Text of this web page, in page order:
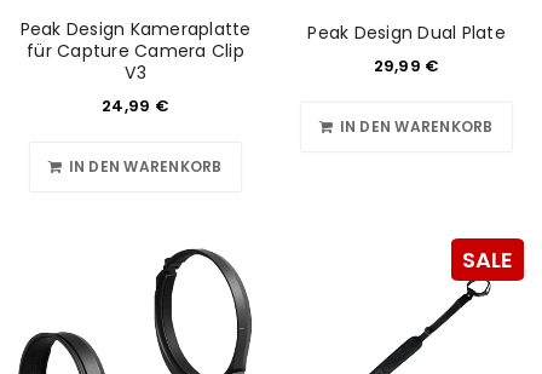
Peak Design Kameraplatte
für Capture Camera Clip
V3
24,99 €
IN DEN WARENKORB
Peak Design Dual Plate
29,99 €
IN DEN WARENKORB
SALE